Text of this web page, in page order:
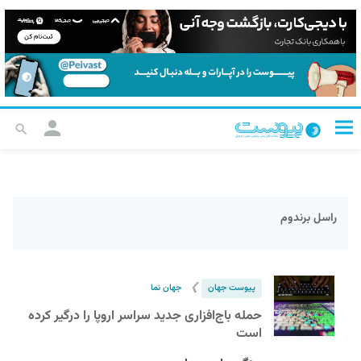
راسل برندوم
پیوست جهان ❯ جهان نما
حمله باج‌افزاری جدید سراسر اروپا را درگیر کرده
است